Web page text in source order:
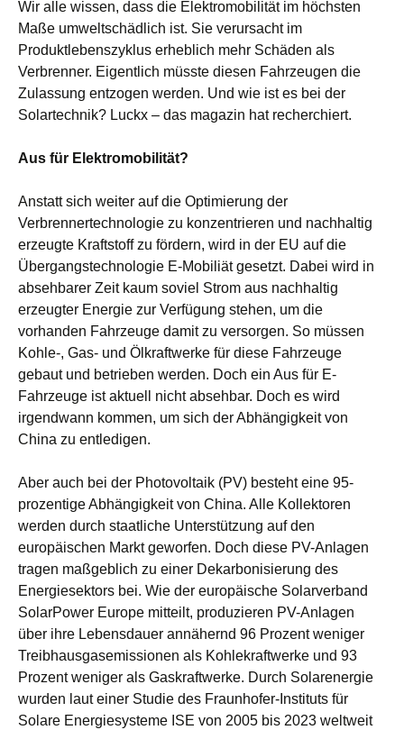
Wir alle wissen, dass die Elektromobilität im höchsten
Maße umweltschädlich ist. Sie verursacht im
Produktlebenszyklus erheblich mehr Schäden als
Verbrenner. Eigentlich müsste diesen Fahrzeugen die
Zulassung entzogen werden. Und wie ist es bei der
Solartechnik? Luckx – das magazin hat recherchiert.
Aus für Elektromobilität?
Anstatt sich weiter auf die Optimierung der
Verbrennertechnologie zu konzentrieren und nachhaltig
erzeugte Kraftstoff zu fördern, wird in der EU auf die
Übergangstechnologie E-Mobiliät gesetzt. Dabei wird in
absehbarer Zeit kaum soviel Strom aus nachhaltig
erzeugter Energie zur Verfügung stehen, um die
vorhanden Fahrzeuge damit zu versorgen. So müssen
Kohle-, Gas- und Ölkraftwerke für diese Fahrzeuge
gebaut und betrieben werden. Doch ein Aus für E-
Fahrzeuge ist aktuell nicht absehbar. Doch es wird
irgendwann kommen, um sich der Abhängigkeit von
China zu entledigen.
Aber auch bei der Photovoltaik (PV) besteht eine 95-
prozentige Abhängigkeit von China. Alle Kollektoren
werden durch staatliche Unterstützung auf den
europäischen Markt geworfen. Doch diese PV-Anlagen
tragen maßgeblich zu einer Dekarbonisierung des
Energiesektors bei. Wie der europäische Solarverband
SolarPower Europe mitteilt, produzieren PV-Anlagen
über ihre Lebensdauer annähernd 96 Prozent weniger
Treibhausgasemissionen als Kohlekraftwerke und 93
Prozent weniger als Gaskraftwerke. Durch Solarenergie
wurden laut einer Studie des Fraunhofer-Instituts für
Solare Energiesysteme ISE von 2005 bis 2023 weltweit